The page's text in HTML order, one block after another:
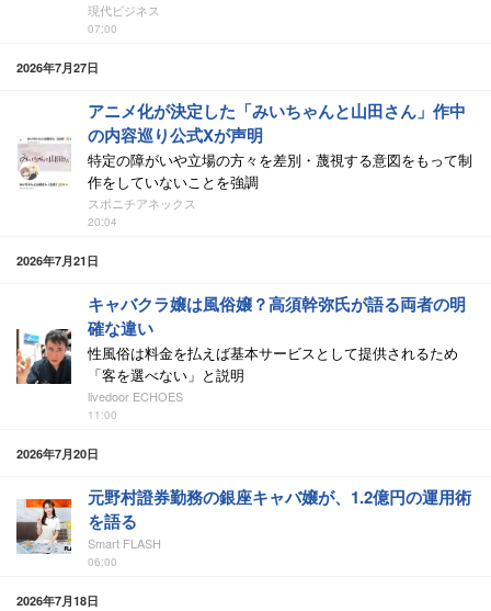
現代ビジネス
07:00
2026年7月27日
アニメ化が決定した「みいちゃんと山田さん」作中
の内容巡り公式Xが声明
特定の障がいや立場の方々を差別・蔑視する意図をもって制
作をしていないことを強調
スポニチアネックス
20:04
2026年7月21日
キャバクラ嬢は風俗嬢？高須幹弥氏が語る両者の明
確な違い
性風俗は料金を払えば基本サービスとして提供されるため
「客を選べない」と説明
livedoor ECHOES
11:00
2026年7月20日
元野村證券勤務の銀座キャバ嬢が、1.2億円の運用術
を語る
Smart FLASH
06:00
2026年7月18日